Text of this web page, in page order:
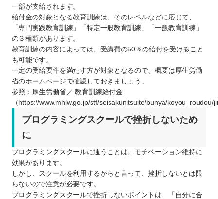
一部が支給されます。
給付金の対象となる教育訓練は、そのレベルなどに応じて、
「専門実践教育訓練」「特定一般教育訓練」「一般教育訓練」
の３種類があります。
教育訓練の内容によっては、受講費の50％の給付を受けること
も可能です。
一定の受給要件を満たす方が対象となるので、概要は厚生労働
省のホームページで確認しておきましょう。
参照：厚生労働省／ 教育訓練給付金
（https://www.mhlw.go.jp/stf/seisakunitsuite/bunya/koyou_roudou/
プログラミングスクールで挫折しないため
に
プログラミングスクールに通うことは、モチベーション維持に
効果があります。
しかし、スクールを利用するからと言って、挫折しないとは限
らないので注意が必要です。
プログラミングスクールで挫折しないポイントは、「自分に合